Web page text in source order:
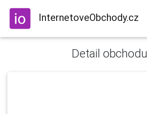
InternetoveObchody.cz
Detail obchodu